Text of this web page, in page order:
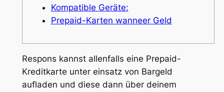
Kompatible Geräte:
Prepaid-Karten wanneer Geld
Respons kannst allenfalls eine Prepaid-
Kreditkarte unter einsatz von Bargeld
aufladen und diese dann über deinem